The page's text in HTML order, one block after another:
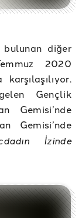
bulunan diğer
2020
Gençlik
Gemisi’nde
Gemisi’nde
İzinde